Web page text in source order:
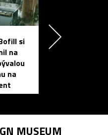
si
na
na
MUSEUM